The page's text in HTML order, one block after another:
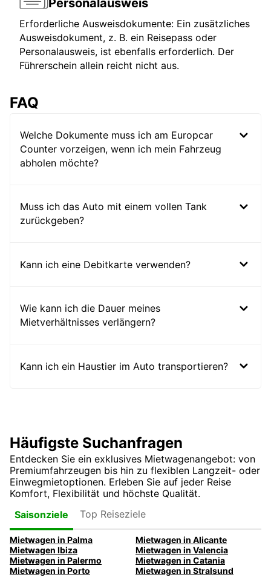
Personalausweis
Erforderliche Ausweisdokumente: Ein zusätzliches
Ausweisdokument, z. B. ein Reisepass oder
Personalausweis, ist ebenfalls erforderlich. Der
Führerschein allein reicht nicht aus.
FAQ
Welche Dokumente muss ich am Europcar
Counter vorzeigen, wenn ich mein Fahrzeug
abholen möchte?
Muss ich das Auto mit einem vollen Tank
zurückgeben?
Kann ich eine Debitkarte verwenden?
Wie kann ich die Dauer meines
Mietverhältnisses verlängern?
Kann ich ein Haustier im Auto transportieren?
Häufigste Suchanfragen
Entdecken Sie ein exklusives Mietwagenangebot: von
Premiumfahrzeugen bis hin zu flexiblen Langzeit- oder
Einwegmietoptionen. Erleben Sie auf jeder Reise
Komfort, Flexibilität und höchste Qualität.
Saisonziele
Top Reiseziele
Mietwagen in Palma
Mietwagen in Alicante
Mietwagen Ibiza
Mietwagen in Valencia
Mietwagen in Palermo
Mietwagen in Catania
Mietwagen in Porto
Mietwagen in Stralsund